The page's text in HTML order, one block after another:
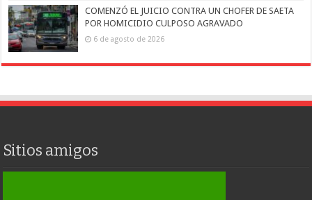
COMENZÓ EL JUICIO CONTRA UN CHOFER DE SAETA
POR HOMICIDIO CULPOSO AGRAVADO
6 de agosto de 2026
Sitios amigos